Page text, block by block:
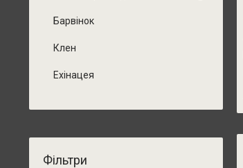
Барвінок
Клен
Ехінацея
Фільтри